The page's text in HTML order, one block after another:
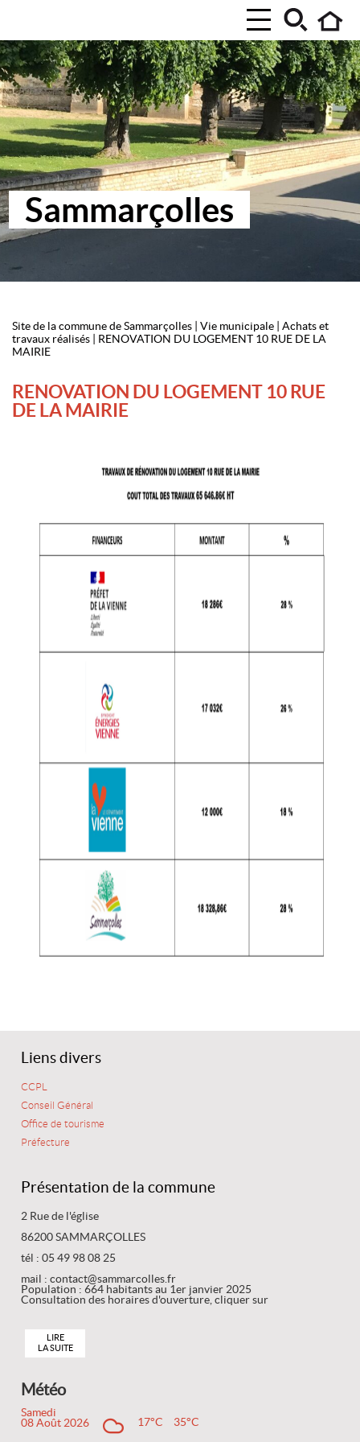
Sammarçolles
Site de la commune de Sammarçolles Vie municipale
Achats et
travaux réalisés
RENOVATION DU LOGEMENT 10 RUE DE LA
MAIRIE
RENOVATION DU LOGEMENT 10 RUE
DE LA MAIRIE
Liens divers
CCPL
Conseil Général
Office de tourisme
Préfecture
Présentation de la commune
2 Rue de l'église
86200 SAMMARÇOLLES
tél : 05 49 98 08 25
mail : contact@sammarcolles.fr
Population : 664 habitants au 1er janvier 2025
Consultation des horaires d'ouverture, cliquer sur
LIRE
LA SUITE
Météo
Samedi
08 Août 2026
17°C 35°C